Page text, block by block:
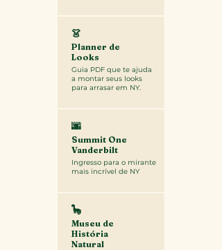
👗
Planner de
Looks
Guia PDF que te ajuda
a montar seus looks
para arrasar em NY.
🌆
Summit One
Vanderbilt
Ingresso para o mirante
mais incrível de NY
🦕
Museu de
História
Natural